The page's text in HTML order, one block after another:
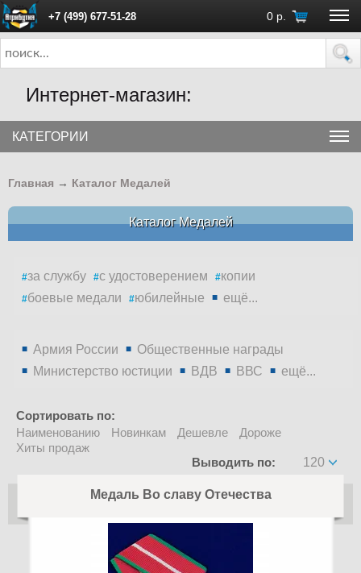
+7 (499) 677-51-28 0 р.
ПН - ПТ с 10:00 до 18:00 (Москва)
Интернет-магазин:
КАТЕГОРИИ
Главная → Каталог Медалей
Каталог Медалей
за службу с удостоверением
копии
боевые медали
юбилейные ещё...
Армия России
Общественные награды
Министерство юстиции
ВДВ ВВС ещё...
Сортировать по:
Наименованию
Новинкам Дешевле
Дороже
Хиты продаж
Выводить по:
120
Медаль Во славу Отечества